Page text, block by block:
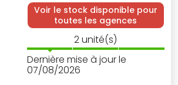
Voir le stock disponible pour
toutes les agences
2unité(s)
Dernière mise à jour le
07/08/2026